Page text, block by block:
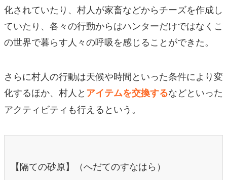
化されていたり、村人が家畜などからチーズを作成し
ていたり、各々の行動からはハンターだけではなくこ
の世界で暮らす人々の呼吸を感じることができた。
さらに村人の行動は天候や時間といった条件により変
化するほか、村人とアイテムを交換するなどといった
アクティビティも行えるという。
【隔ての砂原】（へだてのすなはら）